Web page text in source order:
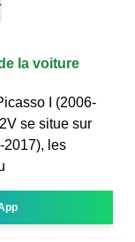
la voiture
I (2006-
se situe sur
2017), les